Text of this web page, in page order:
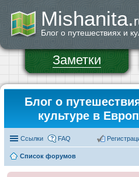
Mishanita.
Блог о путешествиях и
Заметки
Блог о
культуре в
Ссылки FAQ
Список форумов